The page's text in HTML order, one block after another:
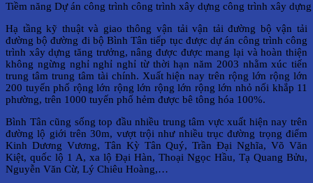
Tiềm năng Dự án công trình công trình xây dựng công trình xây
Hạ tầng kỹ thuật và giao thông vận tải vận tải đường bộ vận tải
đường bộ đường đi bộ Bình Tân tiếp tục được dự án công trình công
trình xây dựng tăng trưởng, nâng được được mang lại và hoàn thiện
không ngừng nghỉ nghỉ nghỉ từ thời hạn năm 2003 nhằm xúc tiến
trung tâm trung tâm tài chính. Xuất hiện nay trên rộng lớn rộng lớn
200 tuyến phố rộng lớn rộng lớn rộng lớn rộng lớn nhỏ nối khắp 11
phường, trên 1000 tuyến phố hẻm được bê tông hóa 100%.
Bình Tân cũng sống top đầu nhiều trung tâm vực xuất hiện nay trên
đường lộ giới trên 30m, vượt trội như nhiều trục đường trọng điểm
Kinh Dương Vương, Tân Kỳ Tân Quý, Trần Đại Nghĩa, Võ Văn
Kiệt, quốc lộ 1 A, xa lộ Đại Hàn, Thoại Ngọc Hầu, Tạ Quang Bửu,
Nguyễn Văn Cừ, Lý Chiêu Hoàng,…